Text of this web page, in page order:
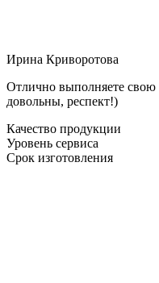
Ирина Криворотова
Отлично выполняете свою
довольны, респект!)
Качество продукции
Уровень сервиса
Срок изготовления